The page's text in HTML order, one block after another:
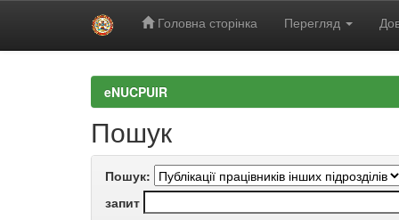
Головна сторінка Перегляд
eNUCPUIR
Пошук
Пошук:
запит